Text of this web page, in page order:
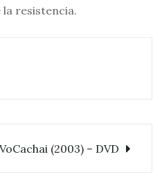
la resistencia.
(2003) – DVD